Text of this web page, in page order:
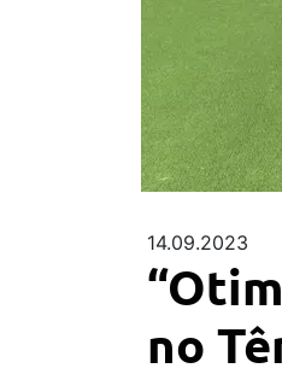
14.09.2023
no